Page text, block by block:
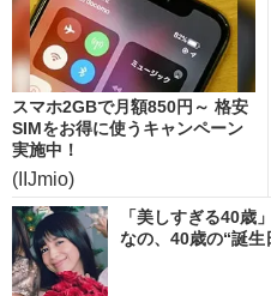
スマホ2GBで月額850円～ 格安
SIMをお得に使うキャンペーン
実施中！
(IIJmio)
「美しすぎる40
なの、40歳の“誕生